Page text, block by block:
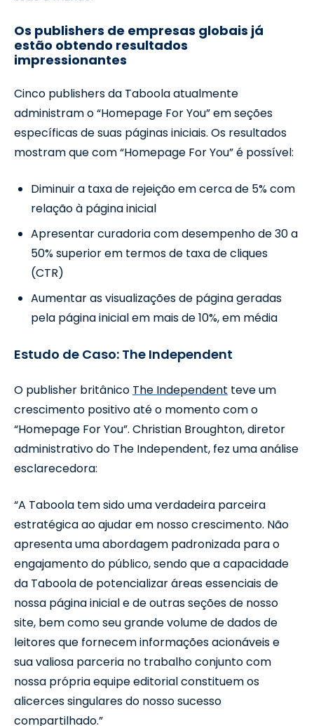
Os publishers de empresas globais já
estão obtendo resultados
impressionantes
Cinco publishers da Taboola atualmente
administram o “Homepage For You” em seções
específicas de suas páginas iniciais. Os resultados
mostram que com “Homepage For You” é possível:
Diminuir a taxa de rejeição em cerca de 5% com
relação à página inicial
Apresentar curadoria com desempenho de 30 a
50% superior em termos de taxa de cliques
(CTR)
Aumentar as visualizações de página geradas
pela página inicial em mais de 10%, em média
Estudo de Caso: The Independent
O publisher britânico The Independent teve um
crescimento positivo até o momento com o
“Homepage For You”. Christian Broughton, diretor
administrativo do The Independent, fez uma análise
esclarecedora:
“A Taboola tem sido uma verdadeira parceira
estratégica ao ajudar em nosso crescimento. Não
apresenta uma abordagem padronizada para o
engajamento do público, sendo que a capacidade
da Taboola de potencializar áreas essenciais de
nossa página inicial e de outras seções de nosso
site, bem como seu grande volume de dados de
leitores que fornecem informações acionáveis e
sua valiosa parceria no trabalho conjunto com
nossa própria equipe editorial constituem os
alicerces singulares do nosso sucesso
compartilhado.”